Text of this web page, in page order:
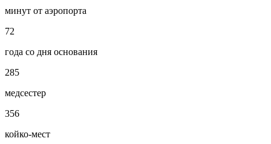
минут от аэропорта
72
года со дня основания
285
медсестер
356
койко-мест